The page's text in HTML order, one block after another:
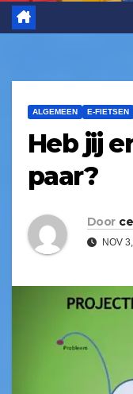
ALGEMEEN E-FIETSEN
Heb jij
paar?
Door
NOV